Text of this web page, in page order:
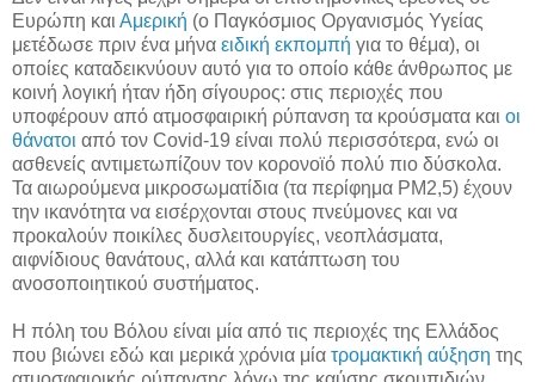
Ευρώπη και Αμερική (ο Παγκόσμιος Οργανισμός Υγείας
μετέδωσε πριν ένα μήνα ειδική εκπομπή για το θέμα), οι
οποίες καταδεικνύουν αυτό για το οποίο κάθε άνθρωπος με
κοινή λογική ήταν ήδη σίγουρος: στις περιοχές που
υποφέρουν από ατμοσφαιρική ρύπανση τα κρούσματα και οι
θάνατοι από τον Covid-19 είναι πολύ περισσότερα, ενώ οι
ασθενείς αντιμετωπίζουν τον κορονοϊό πολύ πιο δύσκολα.
Τα αιωρούμενα μικροσωματίδια (τα περίφημα PM2,5) έχουν
την ικανότητα να εισέρχονται στους πνεύμονες και να
προκαλούν ποικίλες δυσλειτουργίες, νεοπλάσματα,
αιφνίδιους θανάτους, αλλά και κατάπτωση του
ανοσοποιητικού συστήματος.
Η πόλη του Βόλου είναι μία από τις περιοχές της Ελλάδος
που βιώνει εδώ και μερικά χρόνια μία τρομακτική αύξηση της